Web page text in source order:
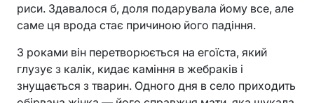
риси. Здавалося б, доля подарувала йому все, але
саме ця врода стає причиною його падіння.
З роками він перетворюється на егоїста, який
глузує з калік, кидає каміння в жебраків і
знущається з тварин. Одного дня в село приходить